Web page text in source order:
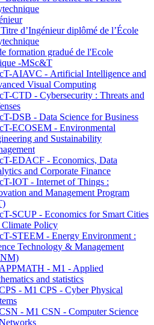
d’Ingénieur diplômé de l’École
formation gradué de l'Ecole
-MSc&T
AIAVC - Artificial Intelligence and
Visual Computing
CTD - Cybersecurity : Threats and
DSB - Data Science for Business
ECOSEM - Environmental
and Sustainability
EDACF - Economics, Data
and Corporate Finance
IOT - Internet of Things :
and Management Program
SCUP - Economics for Smart Cities
Climate Policy
STEEM - Energy Environment :
Technology & Management
- M1 - Applied
and statistics
- M1 CPS - Cyber Physical
- M1 CSN - Computer Science